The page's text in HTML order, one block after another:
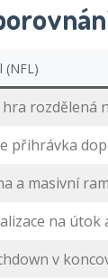
(NFL)
rozdělená
přihrávka
a masivní
na útok
v